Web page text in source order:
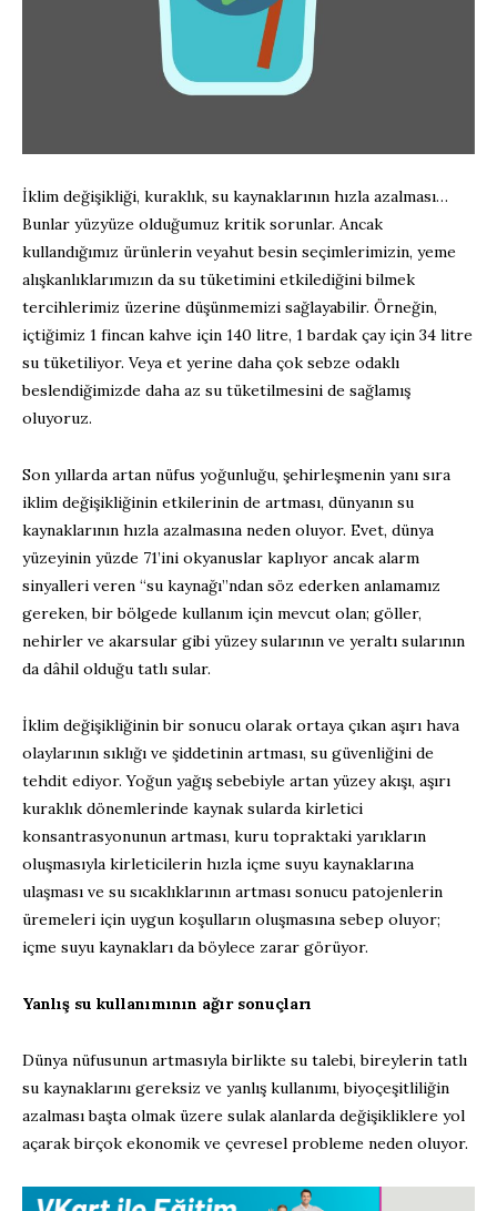
İklim değişikliği, kuraklık, su kaynaklarının hızla azalması…
Bunlar yüzyüze olduğumuz kritik sorunlar. Ancak
kullandığımız ürünlerin veyahut besin seçimlerimizin, yeme
alışkanlıklarımızın da su tüketimini etkilediğini bilmek
tercihlerimiz üzerine düşünmemizi sağlayabilir. Örneğin,
içtiğimiz 1 fincan kahve için 140 litre, 1 bardak çay için 34 litre
su tüketiliyor. Veya et yerine daha çok sebze odaklı
beslendiğimizde daha az su tüketilmesini de sağlamış
oluyoruz.
Son yıllarda artan nüfus yoğunluğu, şehirleşmenin yanı sıra
iklim değişikliğinin etkilerinin de artması, dünyanın su
kaynaklarının hızla azalmasına neden oluyor. Evet, dünya
yüzeyinin yüzde 71’ini okyanuslar kaplıyor ancak alarm
sinyalleri veren “su kaynağı”ndan söz ederken anlamamız
gereken, bir bölgede kullanım için mevcut olan; göller,
nehirler ve akarsular gibi yüzey sularının ve yeraltı sularının
da dâhil olduğu tatlı sular.
İklim değişikliğinin bir sonucu olarak ortaya çıkan aşırı hava
olaylarının sıklığı ve şiddetinin artması, su güvenliğini de
tehdit ediyor. Yoğun yağış sebebiyle artan yüzey akışı, aşırı
kuraklık dönemlerinde kaynak sularda kirletici
konsantrasyonunun artması, kuru topraktaki yarıkların
oluşmasıyla kirleticilerin hızla içme suyu kaynaklarına
ulaşması ve su sıcaklıklarının artması sonucu patojenlerin
üremeleri için uygun koşulların oluşmasına sebep oluyor;
içme suyu kaynakları da böylece zarar görüyor.
Yanlış su kullanımının ağır sonuçları
Dünya nüfusunun artmasıyla birlikte su talebi, bireylerin tatlı
su kaynaklarını gereksiz ve yanlış kullanımı, biyoçeşitliliğin
azalması başta olmak üzere sulak alanlarda değişikliklere yol
açarak birçok ekonomik ve çevresel probleme neden oluyor.